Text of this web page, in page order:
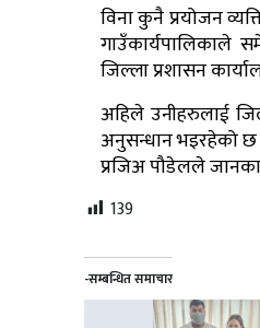
विना कुनै प्रयोजन
गाउँकार्यपालिकाले
जिल्ला प्रशासन
अहिले उनीहरुलाई
अनुसन्धान भइरहेको छ
प्रजिअ पौडेलले
139
-सम्बन्धित समाचार